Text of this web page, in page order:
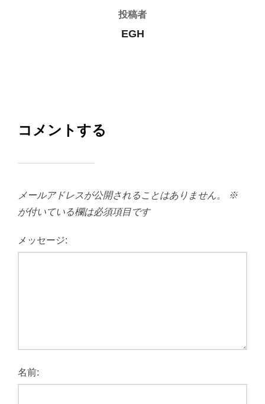
投稿者
EGH
コメントする
メールアドレスが公開されることはありません。
※
が付いている欄は必須項目です
メッセージ:
名前: